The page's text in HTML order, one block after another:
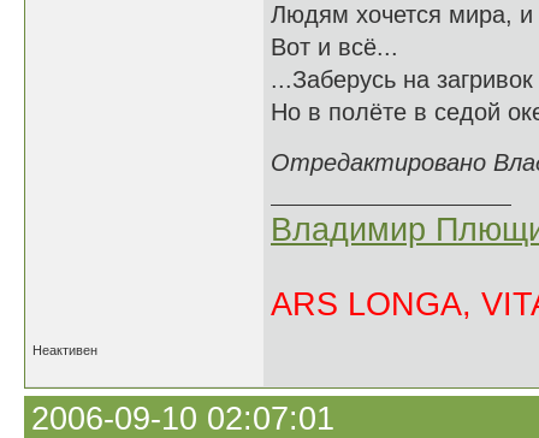
Людям хочется мира,
Вот и всё...
...Заберусь на
Но в полёте в седой
Отредактировано
Владимир
ARS LONGA,
Неактивен
2006-09-10 02:07:01